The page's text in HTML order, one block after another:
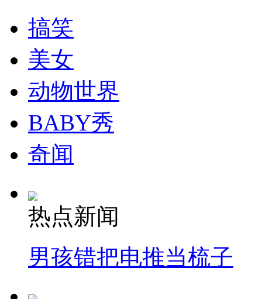
女孩北京地铁殴打老人 痛下狠手拳打脚踢
无痛分娩是否安全 医生回应
外交部：反对强权政治霸凌主义
外交部：有关国家言论片面不公正
安徽一实载49人客车翻车
走！跟着总书记去植树
搞笑
美女
动物世界
BABY秀
奇闻
热点新闻
男孩错把电推当梳子